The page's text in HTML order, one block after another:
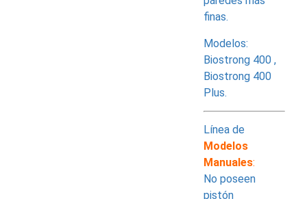
finas.
Modelos:
Biostrong 400 ,
Biostrong 400
Plus.
Línea de
Modelos
Manuales:
No poseen
pistón